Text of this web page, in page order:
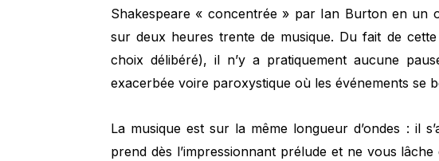
Shakespeare « concentrée » par Ian Burton en un
sur deux heures trente de musique. Du fait de
choix délibéré), il n’y a pratiquement aucune
exacerbée voire paroxystique où les événements se
La musique est sur la même longueur d’ondes : il
prend dès l’impressionnant prélude et ne vous